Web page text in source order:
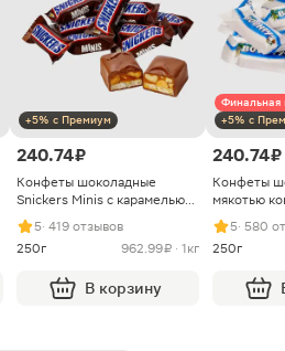
+5% с Премиум
240.74 ₽
Конфеты шоколадные
Snickers Minis с карамелью
арахисом и нугой
5· 419 отзывов
250г
962.99 ₽ · 1кг
В корзину
Финальная
+5% с
240.74 ₽
Конфеты
мякотью
5· 580
250г